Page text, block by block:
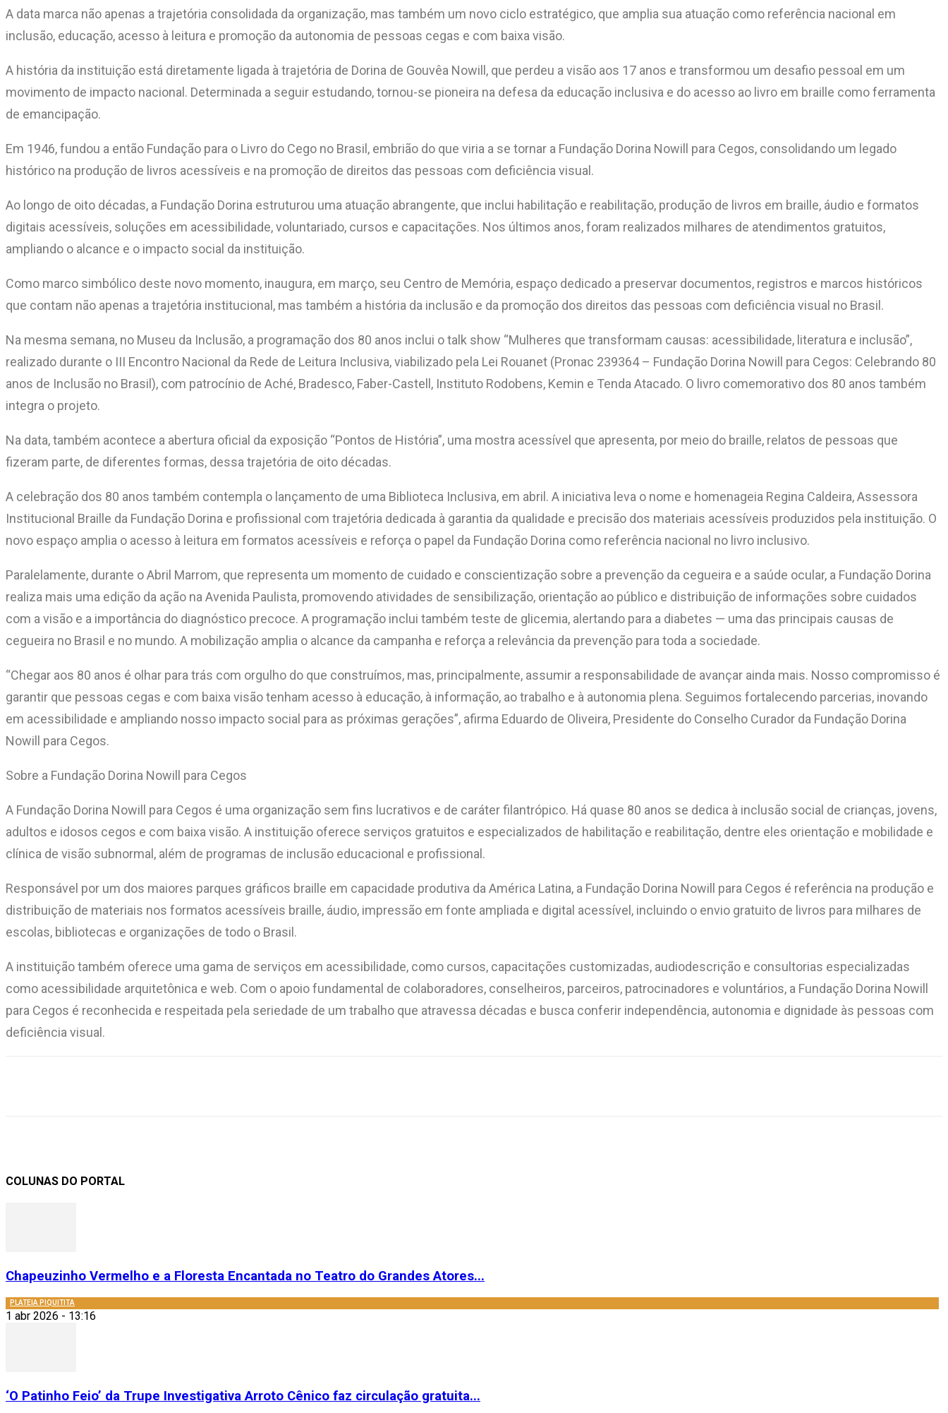
A data marca não apenas a trajetória consolidada da organização, mas também um novo ciclo estratégico, que amplia sua atuação como referência nacional em
inclusão, educação, acesso à leitura e promoção da autonomia de pessoas cegas e com baixa visão.
A história da instituição está diretamente ligada à trajetória de Dorina de Gouvêa Nowill, que perdeu a visão aos 17 anos e transformou um desafio pessoal em um
movimento de impacto nacional. Determinada a seguir estudando, tornou-se pioneira na defesa da educação inclusiva e do acesso ao livro em braille como ferramenta
de emancipação.
Em 1946, fundou a então Fundação para o Livro do Cego no Brasil, embrião do que viria a se tornar a Fundação Dorina Nowill para Cegos, consolidando um legado
histórico na produção de livros acessíveis e na promoção de direitos das pessoas com deficiência visual.
Ao longo de oito décadas, a Fundação Dorina estruturou uma atuação abrangente, que inclui habilitação e reabilitação, produção de livros em braille, áudio e formatos
digitais acessíveis, soluções em acessibilidade, voluntariado, cursos e capacitações. Nos últimos anos, foram realizados milhares de atendimentos gratuitos,
ampliando o alcance e o impacto social da instituição.
Como marco simbólico deste novo momento, inaugura, em março, seu Centro de Memória, espaço dedicado a preservar documentos, registros e marcos históricos
que contam não apenas a trajetória institucional, mas também a história da inclusão e da promoção dos direitos das pessoas com deficiência visual no Brasil.
Na mesma semana, no Museu da Inclusão, a programação dos 80 anos inclui o talk show “Mulheres que transformam causas: acessibilidade, literatura e inclusão”,
realizado durante o III Encontro Nacional da Rede de Leitura Inclusiva, viabilizado pela Lei Rouanet (Pronac 239364 – Fundação Dorina Nowill para Cegos: Celebrando 80
anos de Inclusão no Brasil), com patrocínio de Aché, Bradesco, Faber-Castell, Instituto Rodobens, Kemin e Tenda Atacado. O livro comemorativo dos 80 anos também
integra o projeto.
Na data, também acontece a abertura oficial da exposição “Pontos de História”, uma mostra acessível que apresenta, por meio do braille, relatos de pessoas que
fizeram parte, de diferentes formas, dessa trajetória de oito décadas.
A celebração dos 80 anos também contempla o lançamento de uma Biblioteca Inclusiva, em abril. A iniciativa leva o nome e homenageia Regina Caldeira, Assessora
Institucional Braille da Fundação Dorina e profissional com trajetória dedicada à garantia da qualidade e precisão dos materiais acessíveis produzidos pela instituição. O
novo espaço amplia o acesso à leitura em formatos acessíveis e reforça o papel da Fundação Dorina como referência nacional no livro inclusivo.
Paralelamente, durante o Abril Marrom, que representa um momento de cuidado e conscientização sobre a prevenção da cegueira e a saúde ocular, a Fundação Dorina
realiza mais uma edição da ação na Avenida Paulista, promovendo atividades de sensibilização, orientação ao público e distribuição de informações sobre cuidados
com a visão e a importância do diagnóstico precoce. A programação inclui também teste de glicemia, alertando para a diabetes — uma das principais causas de
cegueira no Brasil e no mundo. A mobilização amplia o alcance da campanha e reforça a relevância da prevenção para toda a sociedade.
“Chegar aos 80 anos é olhar para trás com orgulho do que construímos, mas, principalmente, assumir a responsabilidade de avançar ainda mais. Nosso compromisso é
garantir que pessoas cegas e com baixa visão tenham acesso à educação, à informação, ao trabalho e à autonomia plena. Seguimos fortalecendo parcerias, inovando
em acessibilidade e ampliando nosso impacto social para as próximas gerações”, afirma Eduardo de Oliveira, Presidente do Conselho Curador da Fundação Dorina
Nowill para Cegos.
Sobre a Fundação Dorina Nowill para Cegos
A Fundação Dorina Nowill para Cegos é uma organização sem fins lucrativos e de caráter filantrópico. Há quase 80 anos se dedica à inclusão social de crianças, jovens,
adultos e idosos cegos e com baixa visão. A instituição oferece serviços gratuitos e especializados de habilitação e reabilitação, dentre eles orientação e mobilidade e
clínica de visão subnormal, além de programas de inclusão educacional e profissional.
Responsável por um dos maiores parques gráficos braille em capacidade produtiva da América Latina, a Fundação Dorina Nowill para Cegos é referência na produção e
distribuição de materiais nos formatos acessíveis braille, áudio, impressão em fonte ampliada e digital acessível, incluindo o envio gratuito de livros para milhares de
escolas, bibliotecas e organizações de todo o Brasil.
A instituição também oferece uma gama de serviços em acessibilidade, como cursos, capacitações customizadas, audiodescrição e consultorias especializadas
como acessibilidade arquitetônica e web. Com o apoio fundamental de colaboradores, conselheiros, parceiros, patrocinadores e voluntários, a Fundação Dorina Nowill
para Cegos é reconhecida e respeitada pela seriedade de um trabalho que atravessa décadas e busca conferir independência, autonomia e dignidade às pessoas com
deficiência visual.
COLUNAS DO PORTAL
Chapeuzinho Vermelho e a Floresta Encantada no Teatro do Grandes Atores...
PLATEIA PIQUITITA
1 abr 2026 - 13:16
‘O Patinho Feio’ da Trupe Investigativa Arroto Cênico faz circulação gratuita...